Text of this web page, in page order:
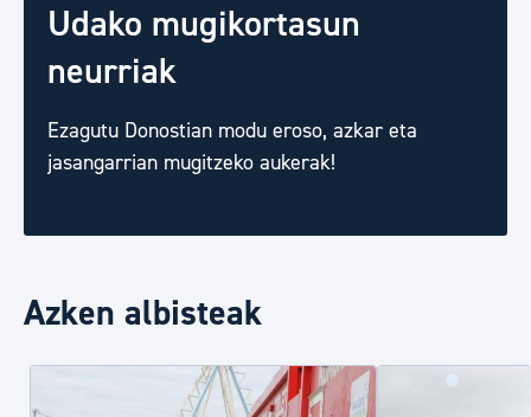
Udako mugikortasun
neurriak
Ezagutu Donostian modu eroso, azkar eta
jasangarrian mugitzeko aukerak!
Azken albisteak